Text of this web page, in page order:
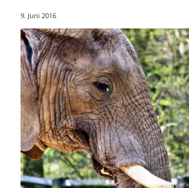
9. Juni 2016